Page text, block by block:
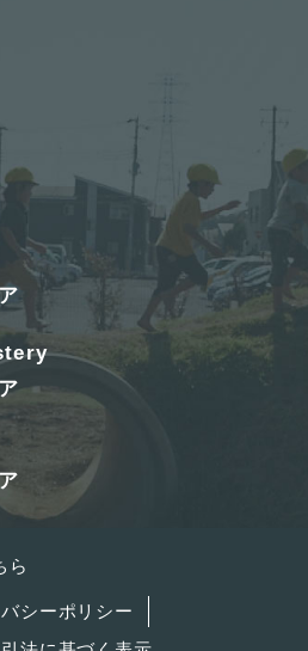
ら
シーポリシー